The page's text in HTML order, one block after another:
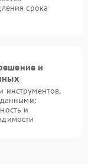
срока
и
инструментов,
данными:
и